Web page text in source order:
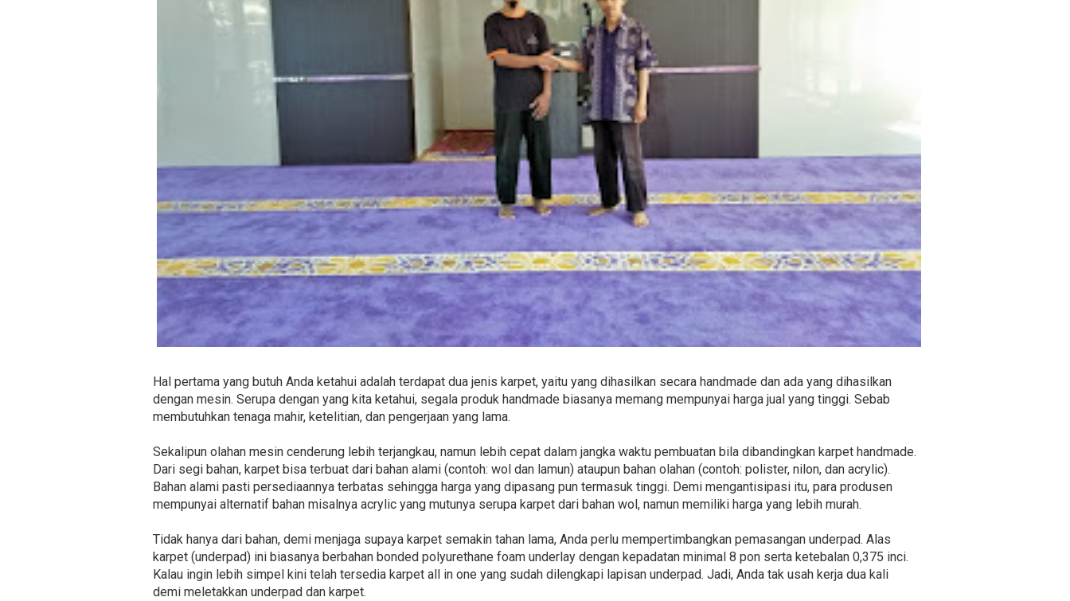
Hal pertama yang butuh Anda ketahui adalah terdapat dua jenis karpet, yaitu yang dihasilkan secara handmade dan ada yang dihasilkan
dengan mesin. Serupa dengan yang kita ketahui, segala produk handmade biasanya memang mempunyai harga jual yang tinggi. Sebab
membutuhkan tenaga mahir, ketelitian, dan pengerjaan yang lama.
Sekalipun olahan mesin cenderung lebih terjangkau, namun lebih cepat dalam jangka waktu pembuatan bila dibandingkan karpet handmade.
Dari segi bahan, karpet bisa terbuat dari bahan alami (contoh: wol dan lamun) ataupun bahan olahan (contoh: polister, nilon, dan acrylic).
Bahan alami pasti persediaannya terbatas sehingga harga yang dipasang pun termasuk tinggi. Demi mengantisipasi itu, para produsen
mempunyai alternatif bahan misalnya acrylic yang mutunya serupa karpet dari bahan wol, namun memiliki harga yang lebih murah.
Tidak hanya dari bahan, demi menjaga supaya karpet semakin tahan lama, Anda perlu mempertimbangkan pemasangan underpad. Alas
karpet (underpad) ini biasanya berbahan bonded polyurethane foam underlay dengan kepadatan minimal 8 pon serta ketebalan 0,375 inci.
Kalau ingin lebih simpel kini telah tersedia karpet all in one yang sudah dilengkapi lapisan underpad. Jadi, Anda tak usah kerja dua kali
demi meletakkan underpad dan karpet.